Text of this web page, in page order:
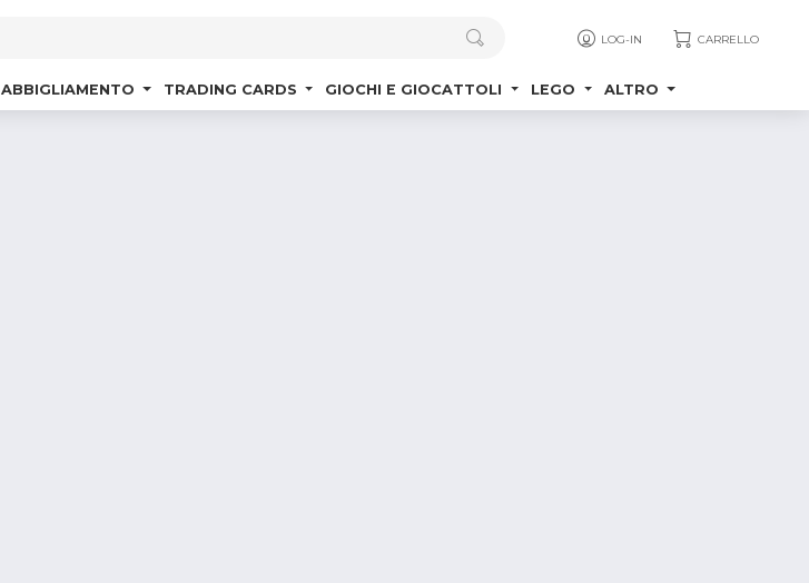
LOG-IN CARRELLO
ABBIGLIAMENTO TRADING CARDS GIOCHI E GIOCATTOLI LEGO ALTRO